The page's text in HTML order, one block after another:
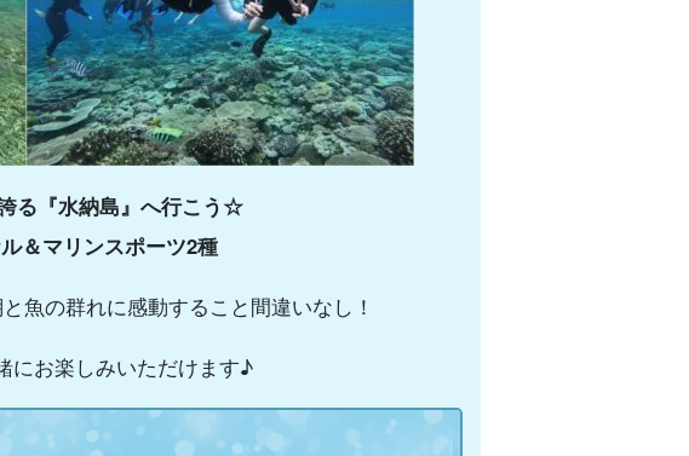
る『水納島』へ行こう☆
＆マリンスポーツ2種
魚の群れに感動すること間違いなし！
にお楽しみいただけます♪